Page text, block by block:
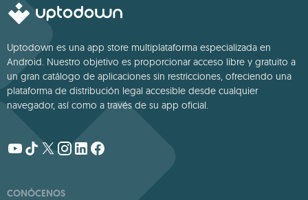
Uptodown es una app store multiplataforma especializada en
Android. Nuestro objetivo es proporcionar acceso libre y gratuito a
un gran catálogo de aplicaciones sin restricciones, ofreciendo una
plataforma de distribución legal accesible desde cualquier
navegador, así como a través de su app oficial.
CONÓCENOS